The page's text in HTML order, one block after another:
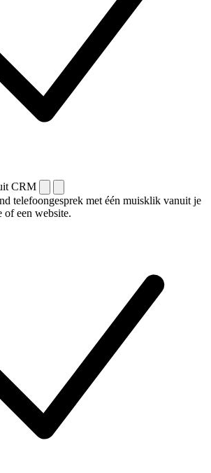
CRM
telefoongesprek met één muisklik vanuit je
een website.